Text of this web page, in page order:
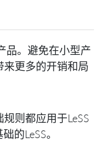
品。避免在小型产
来更多的开销和局
则都应用于LeSS
的LeSS。